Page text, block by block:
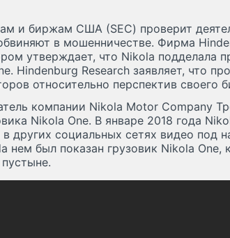
и биржам США (SEC) проверит
в мошенничестве. Фирма
утверждает, что Nikola подделала
Hindenburg Research заявляет, что
относительно перспектив своего
компании Nikola Motor Company
Nikola One. В январе 2018 года
других социальных сетях видео под
нем был показан грузовик Nikola One,